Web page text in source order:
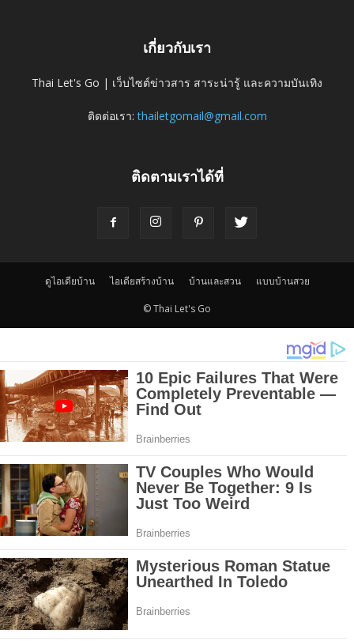
เกี่ยวกับเรา
Thai Let's Go | เว็บไซต์ข่าวสาร สาระน่ารู้ และความบันเทิง
ติดต่อเรา:thailetgomail@gmail.com
ติดตามเราได้ที่
ดูไอเดียบ้าน ไอเดียสร้างบ้าน บ้านและสวน แบบบ้านสวย
© Thai Let's Go